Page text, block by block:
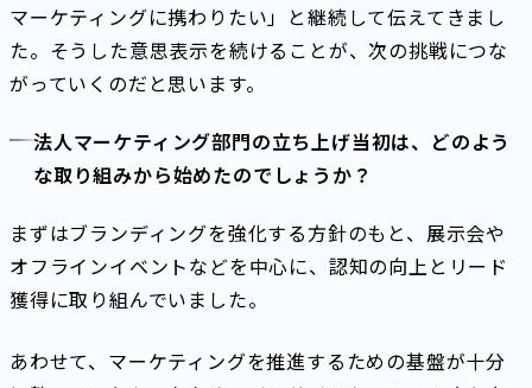
マーケティングに携わりたい」と継続して伝えてきまし
た。そうした意思表示を続けることが、次の挑戦につな
がっていくのだと思います。
法人マーケティング部門の立ち上げ当初は、どのよう
な取り組みから始めたのでしょうか？
まずはブランディングを強化する方針のもと、展示会や
オフラインイベントなどを中心に、認知の向上とリード
獲得に取り組んでいました。
あわせて、マーケティングを推進するための基盤が十分